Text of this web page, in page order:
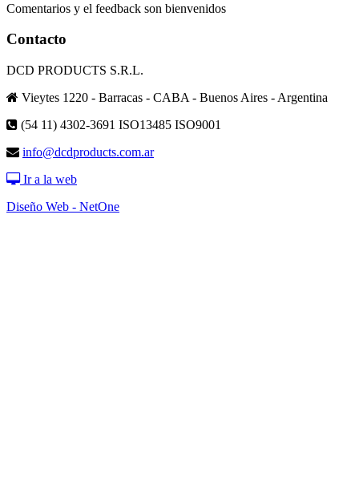
Comentarios y el feedback son bienvenidos
Contacto
DCD PRODUCTS S.R.L.
Vieytes 1220 - Barracas - CABA - Buenos Aires - Argentina
(54 11) 4302-3691 ISO13485 ISO9001
info@dcdproducts.com.ar
Ir a la web
Diseño Web - NetOne